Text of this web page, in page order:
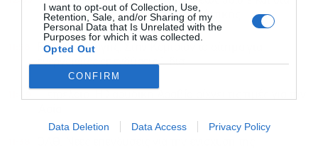
I want to opt-out of Collection, Use,
Retention, Sale, and/or Sharing of my
Personal Data that Is Unrelated with the
Purposes for which it was collected.
Opted Out
CONFIRM
Data Deletion Data Access Privacy Policy
ενοίκια έως 32,2%, ο χάρτης της Αττικής
Ρήτρα διαφυγής: Στην Κομισιόν το αίτημα για
ενεργειακές επενδύσεις 1 δισ.